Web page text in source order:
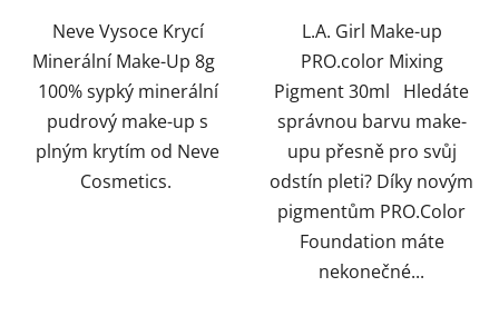
hvězdiček.
Neve Vysoce Krycí
Minerální Make-Up 8g
100% sypký minerální
pudrový make-up s
plným krytím od Neve
Cosmetics.
hvězdiček.
L.A. Girl Make-up
PRO.color Mixing
Pigment 30ml Hledáte
správnou barvu make-
upu přesně pro svůj
odstín pleti? Díky novým
pigmentům PRO.Color
Foundation máte
nekonečné...